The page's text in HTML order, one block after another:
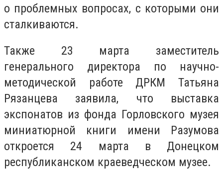
о проблемных вопросах, с которыми они
сталкиваются.
Также 23 марта заместитель
генерального директора по научно-
методической работе ДРКМ Татьяна
Рязанцева заявила, что выставка
экспонатов из фонда Горловского музея
миниатюрной книги имени Разумова
откроется 24 марта в Донецком
республиканском краеведческом музее.